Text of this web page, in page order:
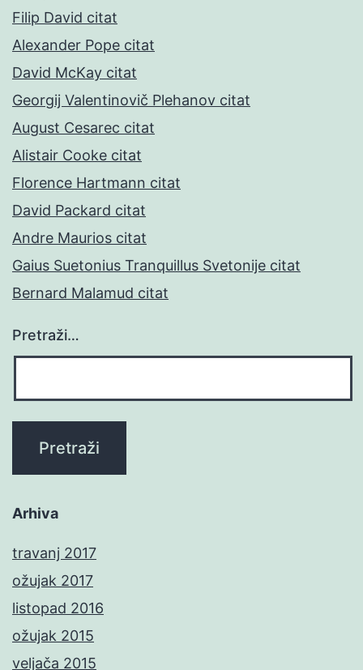
Filip David citat
Alexander Pope citat
David McKay citat
Georgij Valentinovič Plehanov citat
August Cesarec citat
Alistair Cooke citat
Florence Hartmann citat
David Packard citat
Andre Maurios citat
Gaius Suetonius Tranquillus Svetonije citat
Bernard Malamud citat
Pretraži…
Arhiva
travanj 2017
ožujak 2017
listopad 2016
ožujak 2015
veljača 2015